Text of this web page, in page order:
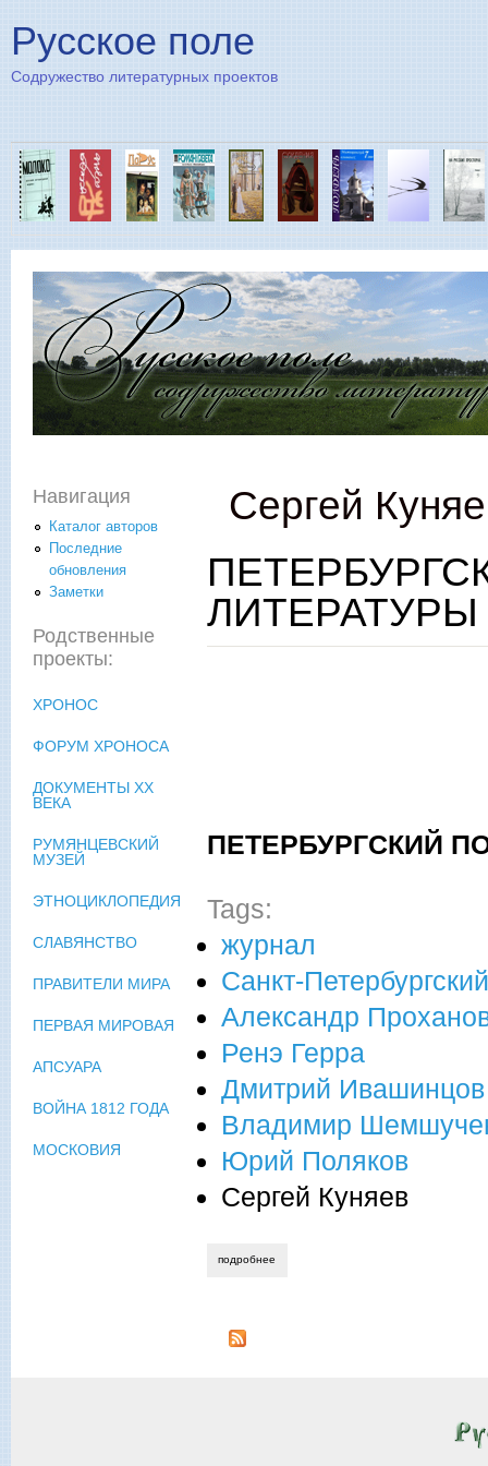
Русское поле
Содружество литературных проектов
Сергей
ЛИТЕРАТУРЫ
ПЕТЕРБУРГСКИЙ
Tags:
журнал
Санкт-
Александр
Ренэ Герра
Дмитрий Ивашинцов
Владимир
Юрий Поляков
Сергей Куняев
подробнее
Навигация
Каталог авторов
Последние
обновления
Заметки
Родственные
проекты:
ХРОНОС
ФОРУМ ХРОНОСА
ДОКУМЕНТЫ XX
ВЕКА
РУМЯНЦЕВСКИЙ
МУЗЕЙ
ЭТНОЦИКЛОПЕДИЯ
СЛАВЯНСТВО
ПРАВИТЕЛИ МИРА
ПЕРВАЯ МИРОВАЯ
АПСУАРА
ВОЙНА 1812 ГОДА
МОСКОВИЯ